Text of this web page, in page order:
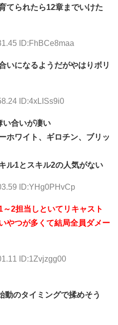
てられたら12章までいけた
ID:FhBCe8maa
いになるようだがやはりボリ
ID:4xLISs9i0
い合いが凄い
ホワイト、ギロチン、ブリッ
ル1とスキル2の人気がない
ID:YHg0PHvCp
2担当しといてリキャスト
やつが多くて結局全員ダメー
ID:1Zvjzgg00
のタイミングで揉めそう